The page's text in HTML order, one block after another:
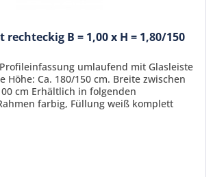
rechteckig B = 1,00 x H = 1,80/150
umlaufend mit Glasleiste
Höhe: Ca. 180/150 cm. Breite zwischen
cm Erhältlich in folgenden
farbig, Füllung weiß komplett